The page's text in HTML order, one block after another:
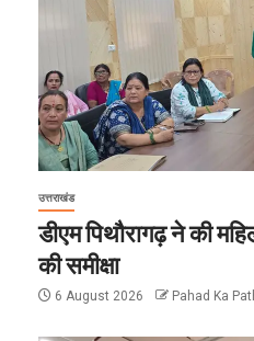
उत्तराखंड
डीएम पिथौरागढ़ ने की
की समीक्षा
6 August 2026 Pahad Ka